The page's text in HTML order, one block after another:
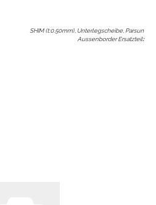
SHIM (t:0.50mm), Unterlegscheibe, Parsun
Aussenborder Ersatzteil: